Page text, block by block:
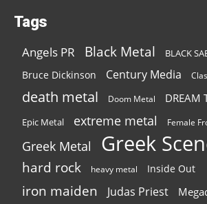
Tags
Angels PR Black Metal BLACK
Bruce Dickinson Century Media
death metal Doom Metal DREAM
Epic Metal extreme metal Female
Greek Metal Greek
hard rock heavy metal Inside Out
iron maiden Judas Priest